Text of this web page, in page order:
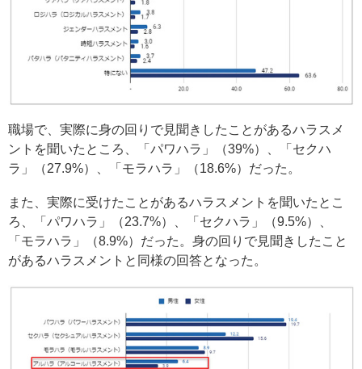
職場で、実際に身の回りで見聞きしたことがあるハラスメ
ントを聞いたところ、「パワハラ」（39%）、「セクハ
ラ」（27.9%）、「モラハラ」（18.6%）だった。
また、実際に受けたことがあるハラスメントを聞いたとこ
ろ、「パワハラ」（23.7%）、「セクハラ」（9.5%）、
「モラハラ」（8.9%）だった。身の回りで見聞きしたこと
があるハラスメントと同様の回答となった。